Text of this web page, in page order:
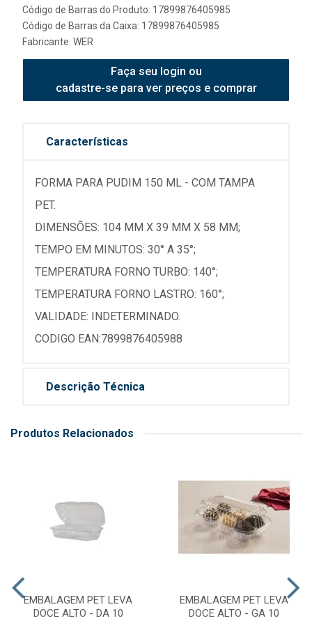
Código de Barras do Produto: 17899876405985
Código de Barras da Caixa: 17899876405985
Fabricante: WER
Faça seu login ou
cadastre-se para ver preços e comprar
Características
FORMA PARA PUDIM 150 ML - COM TAMPA
PET.
DIMENSÕES: 104 MM X 39 MM X 58 MM;
TEMPO EM MINUTOS: 30° A 35°;
TEMPERATURA FORNO TURBO: 140°;
TEMPERATURA FORNO LASTRO: 160°;
VALIDADE: INDETERMINADO.
CODIGO EAN:7899876405988
Descrição Técnica
Produtos Relacionados
EMBALAGEM PET LEVA
DOCE ALTO - DA 10
EMBALAGEM PET LEVA
DOCE ALTO - GA 10